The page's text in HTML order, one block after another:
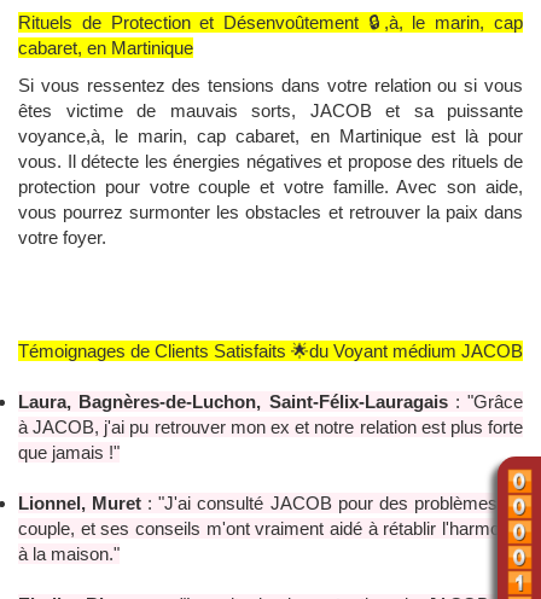
Rituels de Protection et Désenvoûtement 🔒,à, le marin, cap
cabaret, en Martinique
Si vous ressentez des tensions dans votre relation ou si vous
êtes victime de mauvais sorts, JACOB et sa puissante
voyance,à, le marin, cap cabaret, en Martinique est là pour
vous. Il détecte les énergies négatives et propose des rituels de
protection pour votre couple et votre famille. Avec son aide,
vous pourrez surmonter les obstacles et retrouver la paix dans
votre foyer.
Témoignages de Clients Satisfaits 🌟du Voyant médium JACOB
Laura, Bagnères-de-Luchon, Saint-Félix-Lauragais: "Grâce
à JACOB, j'ai pu retrouver mon ex et notre relation est plus forte
que jamais !"
Lionnel, Muret : "J'ai consulté JACOB pour des problèmes de
couple, et ses conseils m'ont vraiment aidé à rétablir l'harmonie
à la maison."